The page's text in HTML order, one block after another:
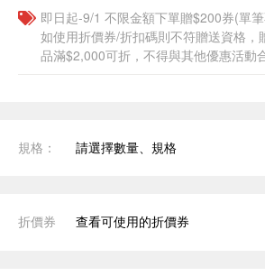
即日起-9/1 不限金額下單贈$200券(單
如使用折價券/折扣碼則不符贈送資格，
品滿$2,000可折，不得與其他優惠活動
規格： 請選擇數量、規格
折價券 查看可使用的折價券